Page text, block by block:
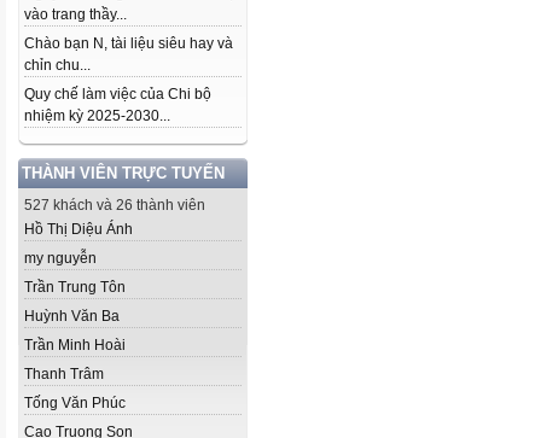
vào trang thầy...
Chào bạn N, tài liệu siêu hay và
chỉn chu...
Quy chế làm việc của Chi bộ
nhiệm kỳ 2025-2030...
THÀNH VIÊN TRỰC TUYẾN
527 khách và 26 thành viên
Hồ Thị Diệu Ánh
my nguyễn
Trần Trung Tôn
Huỳnh Văn Ba
Trần Minh Hoài
Thanh Trâm
Tống Văn Phúc
Cao Truong Son